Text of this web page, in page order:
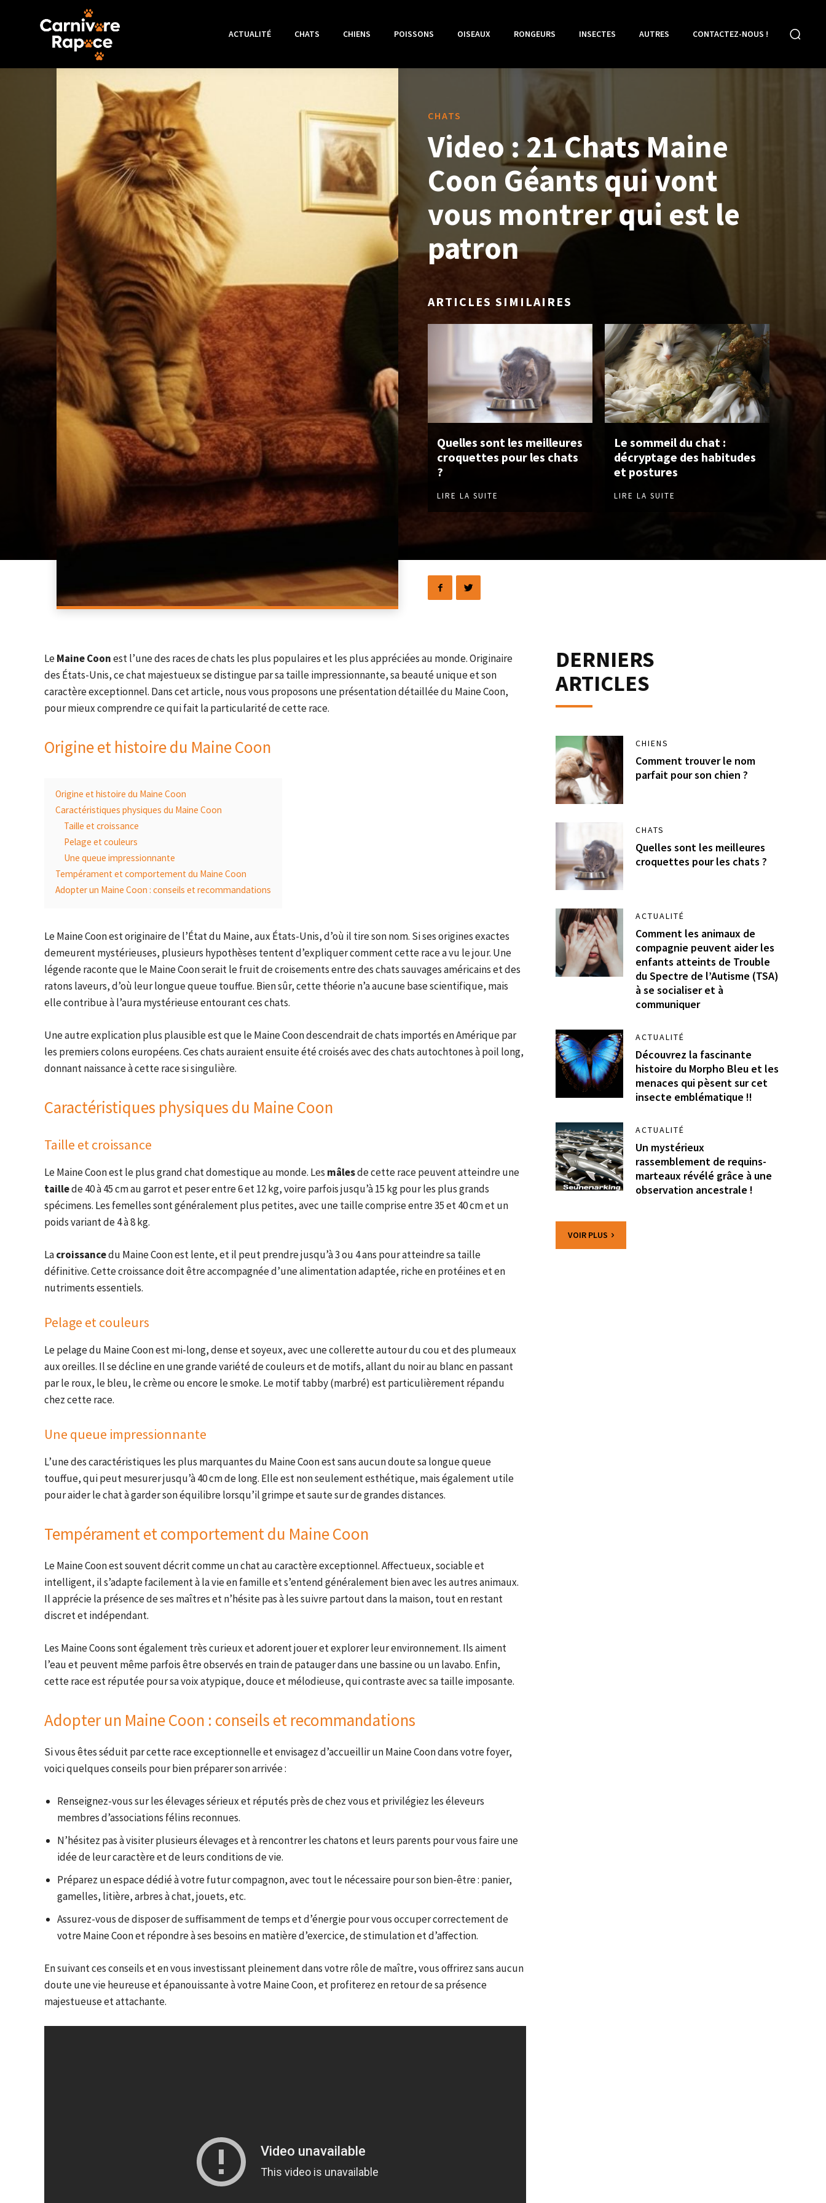
ACTUALITÉ CHATS CHIENS POISSONS OISEAUX RONGEURS INSECTES AUTRES CONTACTEZ-NOUS !
CHATS
Video : 21 Chats Maine
Coon Géants qui vont
vous montrer qui est le
patron
ARTICLES SIMILAIRES
Quelles sont les meilleures
croquettes pour les chats
?
LIRE LA SUITE
Le sommeil du chat :
décryptage des habitudes
et postures
LIRE LA SUITE
LeMaine Coonest l’une des races de chats les plus populaires et les plus appréciées au monde. Originaire
des États-Unis, ce chat majestueux se distingue par sa taille impressionnante, sa beauté unique et son
caractère exceptionnel. Dans cet article, nous vous proposons une présentation détaillée du Maine Coon,
pour mieux comprendre ce qui fait la particularité de cette race.
Origine et histoire du Maine Coon
Origine et histoire du Maine Coon
Caractéristiques physiques du Maine Coon
Taille et croissance
Pelage et couleurs
Une queue impressionnante
Tempérament et comportement du Maine Coon
Adopter un Maine Coon : conseils et recommandations
Le Maine Coon est originaire de l’État du Maine, aux États-Unis, d’où il tire son nom. Si ses origines exactes
demeurent mystérieuses, plusieurs hypothèses tentent d’expliquer comment cette race a vu le jour. Une
légende raconte que le Maine Coon serait le fruit de croisements entre des chats sauvages américains et des
ratons laveurs, d’où leur longue queue touffue. Bien sûr, cette théorie n’a aucune base scientifique, mais
elle contribue à l’aura mystérieuse entourant ces chats.
Une autre explication plus plausible est que le Maine Coon descendrait de chats importés en Amérique par
les premiers colons européens. Ces chats auraient ensuite été croisés avec des chats autochtones à poil long,
donnant naissance à cette race si singulière.
Caractéristiques physiques du Maine Coon
Taille et croissance
Le Maine Coon est le plus grand chat domestique au monde. Les mâlesde cette race peuvent atteindre une
taillede 40 à 45 cm au garrot et peser entre 6 et 12 kg, voire parfois jusqu’à 15 kg pour les plus grands
spécimens. Les femelles sont généralement plus petites, avec une taille comprise entre 35 et 40 cm et un
poids variant de 4 à 8 kg.
Lacroissancedu Maine Coon est lente, et il peut prendre jusqu’à 3 ou 4 ans pour atteindre sa taille
définitive. Cette croissance doit être accompagnée d’une alimentation adaptée, riche en protéines et en
nutriments essentiels.
Pelage et couleurs
Le pelage du Maine Coon est mi-long, dense et soyeux, avec une collerette autour du cou et des plumeaux
aux oreilles. Il se décline en une grande variété de couleurs et de motifs, allant du noir au blanc en passant
par le roux, le bleu, le crème ou encore le smoke. Le motif tabby (marbré) est particulièrement répandu
chez cette race.
Une queue impressionnante
L’une des caractéristiques les plus marquantes du Maine Coon est sans aucun doute sa longue queue
touffue, qui peut mesurer jusqu’à 40 cm de long. Elle est non seulement esthétique, mais également utile
pour aider le chat à garder son équilibre lorsqu’il grimpe et saute sur de grandes distances.
Tempérament et comportement du Maine Coon
Le Maine Coon est souvent décrit comme un chat au caractère exceptionnel. Affectueux, sociable et
intelligent, il s’adapte facilement à la vie en famille et s’entend généralement bien avec les autres animaux.
Il apprécie la présence de ses maîtres et n’hésite pas à les suivre partout dans la maison, tout en restant
discret et indépendant.
Les Maine Coons sont également très curieux et adorent jouer et explorer leur environnement. Ils aiment
l’eau et peuvent même parfois être observés en train de patauger dans une bassine ou un lavabo. Enfin,
cette race est réputée pour sa voix atypique, douce et mélodieuse, qui contraste avec sa taille imposante.
Adopter un Maine Coon : conseils et recommandations
Si vous êtes séduit par cette race exceptionnelle et envisagez d’accueillir un Maine Coon dans votre foyer,
voici quelques conseils pour bien préparer son arrivée :
Renseignez-vous sur les élevages sérieux et réputés près de chez vous et privilégiez les éleveurs
membres d’associations félins reconnues.
N’hésitez pas à visiter plusieurs élevages et à rencontrer les chatons et leurs parents pour vous faire une
idée de leur caractère et de leurs conditions de vie.
Préparez un espace dédié à votre futur compagnon, avec tout le nécessaire pour son bien-être : panier,
gamelles, litière, arbres à chat, jouets, etc.
Assurez-vous de disposer de suffisamment de temps et d’énergie pour vous occuper correctement de
votre Maine Coon et répondre à ses besoins en matière d’exercice, de stimulation et d’affection.
En suivant ces conseils et en vous investissant pleinement dans votre rôle de maître, vous offrirez sans aucun
doute une vie heureuse et épanouissante à votre Maine Coon, et profiterez en retour de sa présence
majestueuse et attachante.
DERNIERS
ARTICLES
CHIENS
Comment trouver le nom
parfait pour son chien ?
CHATS
Quelles sont les meilleures
croquettes pour les chats ?
ACTUALITÉ
Comment les animaux de
compagnie peuvent aider les
enfants atteints de Trouble
du Spectre de l’Autisme (TSA)
à se socialiser et à
communiquer
ACTUALITÉ
Découvrez la fascinante
histoire du Morpho Bleu et les
menaces qui pèsent sur cet
insecte emblématique !!
ACTUALITÉ
Un mystérieux
rassemblement de requins-
marteaux révélé grâce à une
observation ancestrale !
VOIR PLUS